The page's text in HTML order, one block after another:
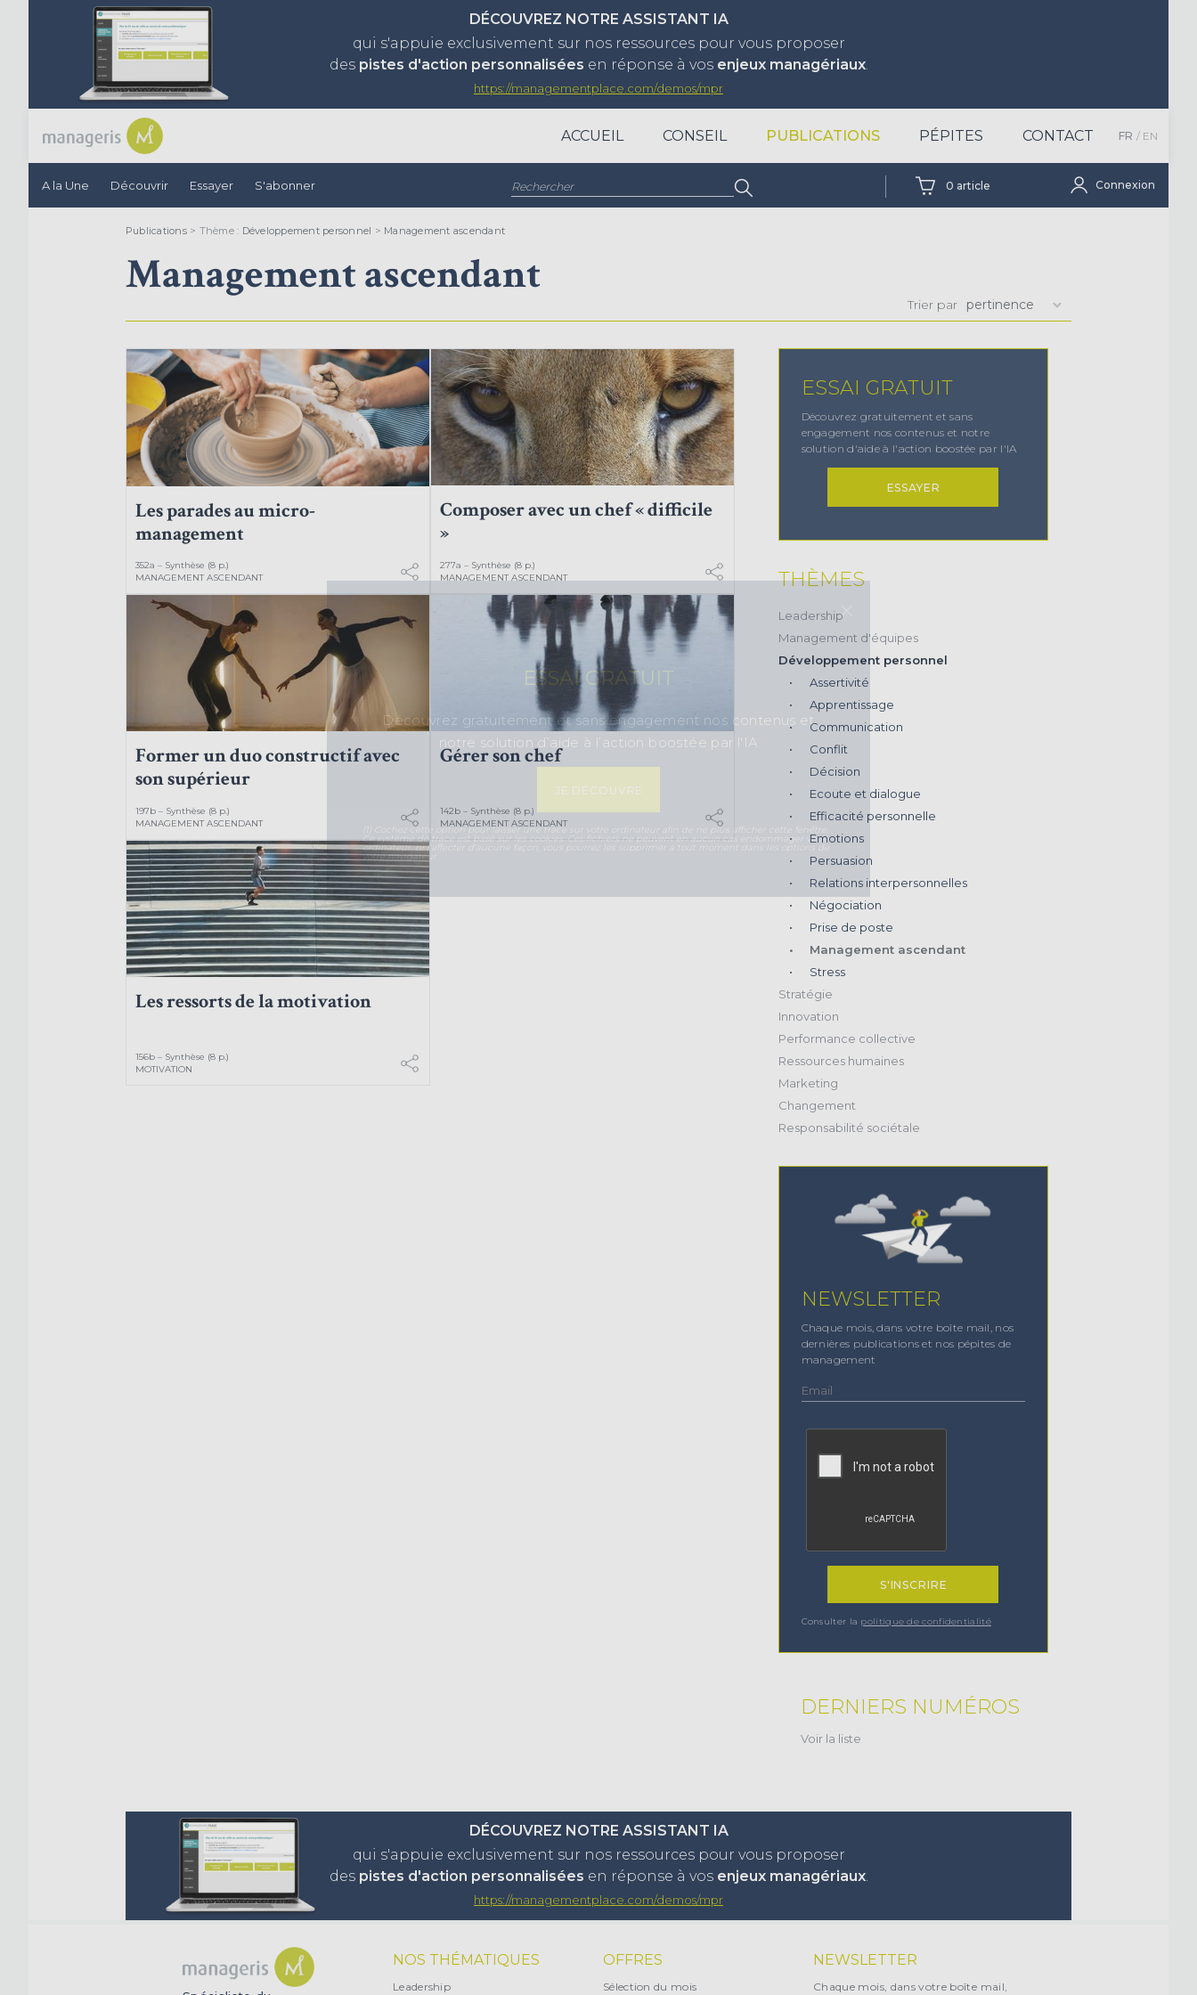
DÉCOUVREZ NOTRE ASSISTANT IA
qui s'appuie exclusivement sur nos ressources pour vous proposer
des pistes d'action personnalisées en réponse à vos enjeux managériaux.
https://managementplace.com/demos/mpr
ACCUEIL CONSEIL PUBLICATIONS PÉPITES CONTACT FR EN
A la Une Découvrir Essayer S'abonner Rechercher : 0 article Connexion
Publications> Thème : Développement personnel > Management ascendant
Management ascendant
Trier par
Les parades au micro-
management
352a – Synthèse (8 p.)
MANAGEMENT ASCENDANT
Composer avec un chef « difficile
»
277a – Synthèse (8 p.)
MANAGEMENT ASCENDANT
Former un duo constructif avec
son supérieur
197b – Synthèse (8 p.)
MANAGEMENT ASCENDANT
Gérer son chef
142b – Synthèse (8 p.)
MANAGEMENT ASCENDANT
Les ressorts de la motivation
156b – Synthèse (8 p.)
MOTIVATION
ESSAI GRATUIT
Découvrez gratuitement et sans
engagement nos contenus et notre
solution d'aide à l'action boostée par l'IA
ESSAYER
THÈMES
Leadership
Management d'équipes
Développement personnel
Assertivité
Apprentissage
Communication
Conflit
Décision
Ecoute et dialogue
Efficacité personnelle
Emotions
Persuasion
Relations interpersonnelles
Négociation
Prise de poste
Management ascendant
Stress
Stratégie
Innovation
Performance collective
Ressources humaines
Marketing
Changement
Responsabilité sociétale
NEWSLETTER
Chaque mois, dans votre boîte mail, nos
dernières publications et nos pépites de
management
Consulter la politique de confidentialité
DERNIERS NUMÉROS
Voir la liste
DÉCOUVREZ NOTRE ASSISTANT IA
qui s'appuie exclusivement sur nos ressources pour vous proposer
des pistes d'action personnalisées en réponse à vos enjeux managériaux.
https://managementplace.com/demos/mpr
×
ESSAI GRATUIT
Découvrez gratuitement et sans engagement nos contenus et
notre solution d’aide à l’action boostée par l'IA
JE DÉCOUVRE
(1) Cochez cette option pour laisser une trace sur votre ordinateur afin de ne plus afficher cette fenêtre.
Ce système de trace est basé sur les cookies. Ces fichiers ne peuvent en aucun cas endommager votre
ordinateur, ni l'affecter d'aucune façon, vous pourrez les supprimer à tout moment dans les options de
votre navigateur.
NOS THÉMATIQUES
Leadership
OFFRES
Sélection du mois
NEWSLETTER
Chaque mois, dans votre boîte mail,